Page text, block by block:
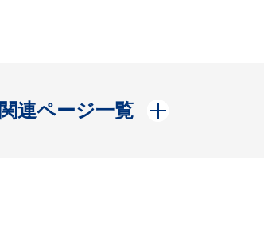
関連ページ一覧
開く